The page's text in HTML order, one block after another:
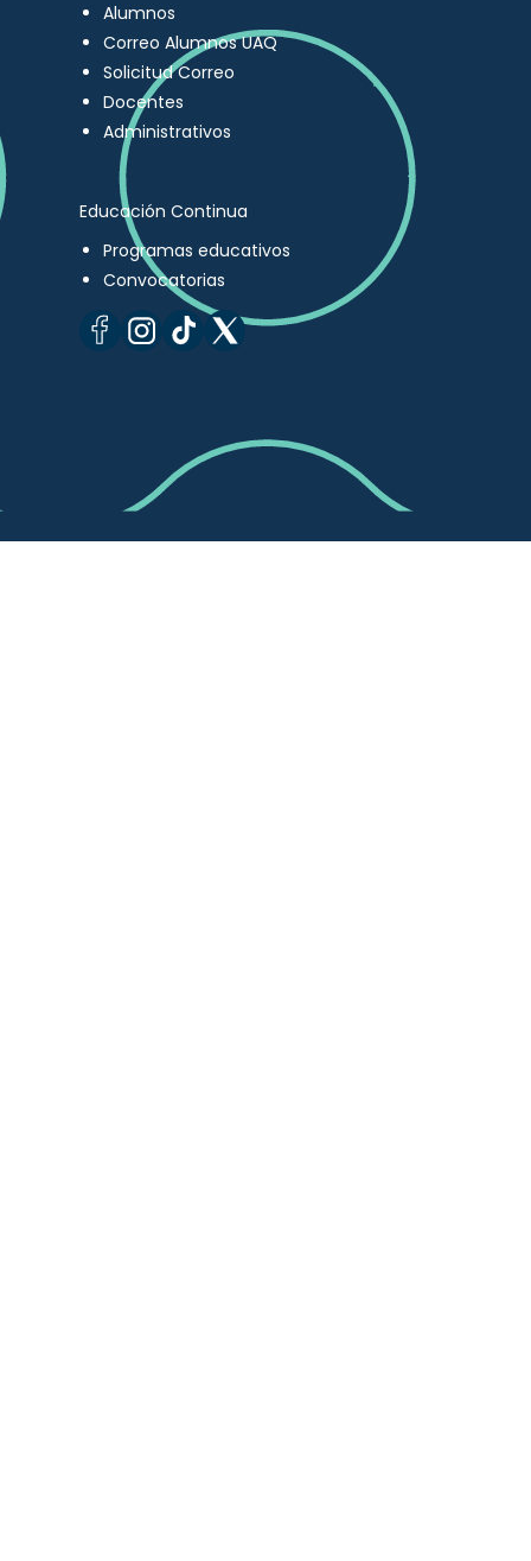
Alumnos
Correo Alumnos UAQ
Solicitud Correo
Docentes
Administrativos
Educación Continua
Programas educativos
Convocatorias